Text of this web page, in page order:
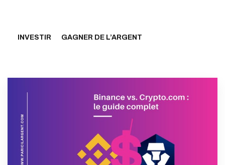
INVESTIR GAGNER DE L’ARGENT